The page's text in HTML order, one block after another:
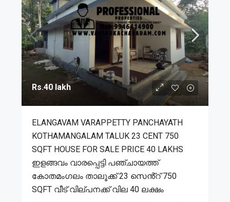
Rs.40 lakh
ELANGAVAM VARAPPETTY PANCHAYATH
KOTHAMANGALAM TALUK 23 CENT 750
SQFT HOUSE FOR SALE PRICE 40 LAKHS
ഇളങ്ങവം വാരപ്പെട്ടി പഞ്ചായത്ത്
കോതമംഗലം താലൂക്ക് 23 സെൻ്റ് 750
SQFT വീട് വില്പനക്ക് വില 40 ലക്ഷം